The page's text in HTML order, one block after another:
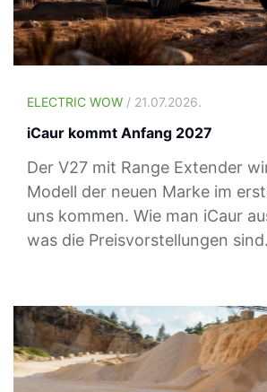
ELECTRIC WOW / 21.07.2026.
iCaur kommt Anfang 2027
Der V27 mit Range Extender
Modell der neuen Marke im
uns kommen. Wie man iCaur
was die Preisvorstellungen sind.